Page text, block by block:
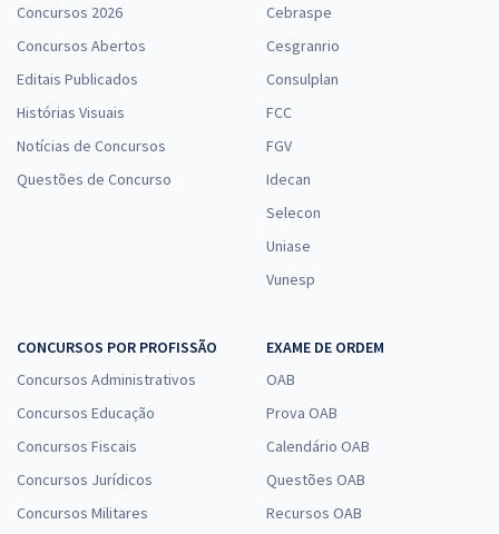
Concursos 2026
Concursos Abertos
Editais Publicados
Histórias Visuais
Notícias de Concursos
Questões de Concurso
Cebraspe
Cesgranrio
Consulplan
FCC
FGV
Idecan
Selecon
Uniase
Vunesp
CONCURSOS POR PROFISSÃO
Concursos Administrativos
Concursos Educação
Concursos Fiscais
Concursos Jurídicos
Concursos Militares
EXAME DE ORDEM
OAB
Prova OAB
Calendário OAB
Questões OAB
Recursos OAB